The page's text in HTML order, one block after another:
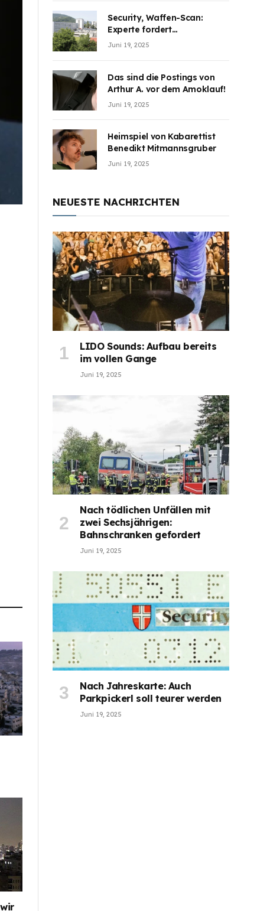
Security, Waffen-Scan:
Experte fordert
Sicherheitsdiskussion an
Juni 19, 2025
Das sind die Postings von
Arthur A. vor dem Amoklauf!
Juni 19, 2025
Heimspiel von Kabarettist
Benedikt Mitmannsgruber
Juni 19, 2025
NEUESTE NACHRICHTEN
LIDO Sounds: Aufbau bereits
im vollen Gange
Juni 19, 2025
Nach tödlichen Unfällen mit
zwei Sechsjährigen:
Bahnschranken gefordert
Juni 19, 2025
Nach Jahreskarte: Auch
Parkpickerl soll teurer werden
Juni 19, 2025